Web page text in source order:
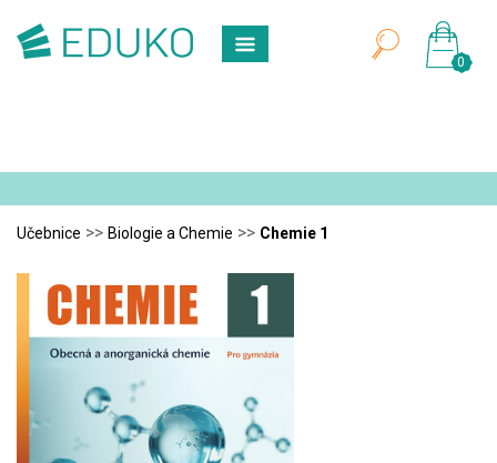
0
Učebnice >> Biologie a Chemie >> Chemie 1